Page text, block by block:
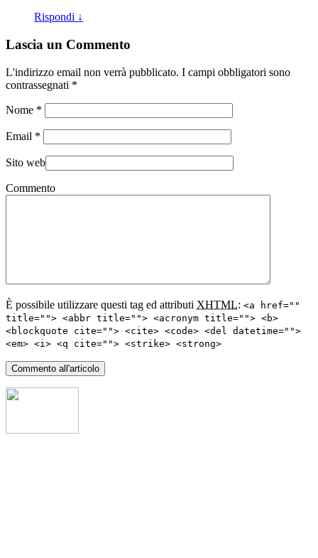
Rispondi ↓
Lascia un Commento
L'indirizzo email non verrà pubblicato. I campi obbligatori sono
contrassegnati *
Nome *
Email *
Sito web
Commento
È possibile utilizzare questi tag ed attributi XHTML: <a href=""
title=""> <abbr title=""> <acronym title=""> <b>
<blockquote cite=""> <cite> <code> <del datetime="">
<em> <i> <q cite=""> <strike> <strong>